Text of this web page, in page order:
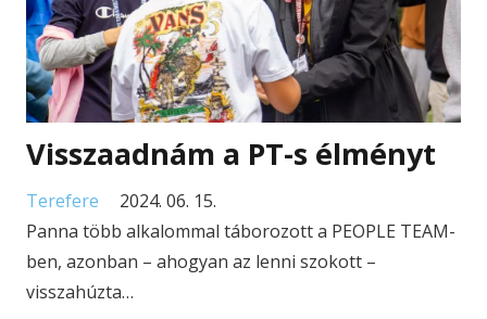
Visszaadnám a PT-s élményt
Terefere
2024. 06. 15.
Panna több alkalommal táborozott a PEOPLE TEAM-
ben, azonban – ahogyan az lenni szokott –
visszahúzta…